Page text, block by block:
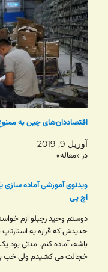
اقتصاددان‌های چین به
آوریل 9, 2019
در «مقاله»
ویدئوی آموزشی آماده
اچ پی
دوستم وحید رجبلو ازم
جدیدش که قراره یه
باشه، آماده کنم. مدتی بود
خجالت می کشیدم ولی خب